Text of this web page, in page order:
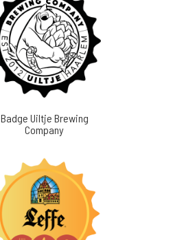
Badge Uiltje Brewing
Company